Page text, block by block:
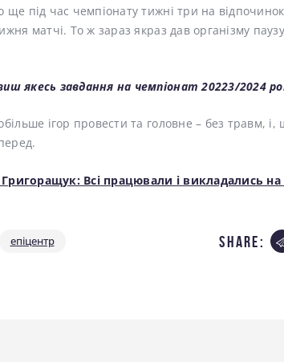
ще під час чемпіонату тижні три на
матчі. То ж зараз якраз дав організму
якесь завдання на чемпіонат 20223/2024
ігор провести та головне – без травм, і,
Всі працювали і викладались
епіцентр
share: